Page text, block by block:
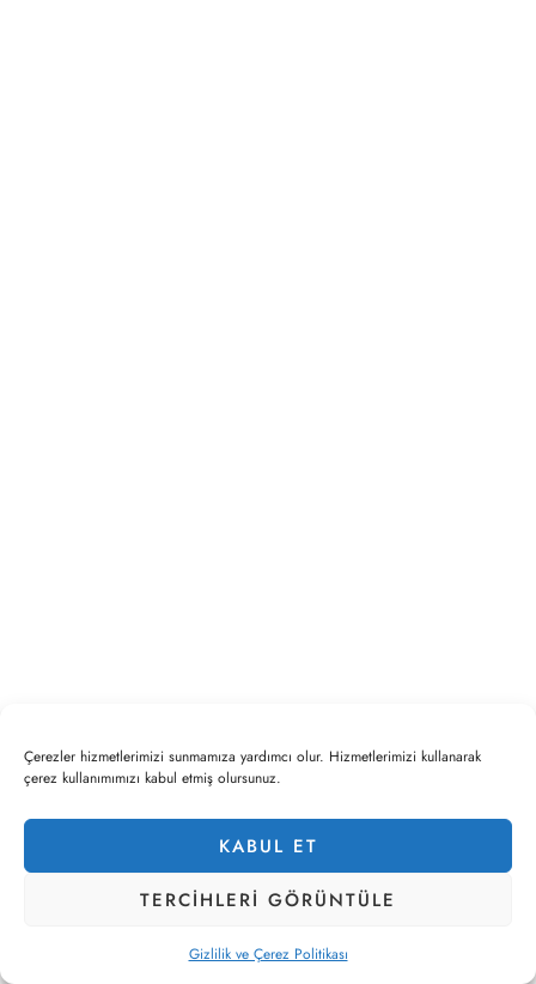
Çerezler hizmetlerimizi sunmamıza yardımcı olur. Hizmetlerimizi kullanarak
çerez kullanımımızı kabul etmiş olursunuz.
KABUL ET
TERCIHLERI ​​GÖRÜNTÜLE
Gizlilik ve Çerez Politikası
Kategoriler Hesap